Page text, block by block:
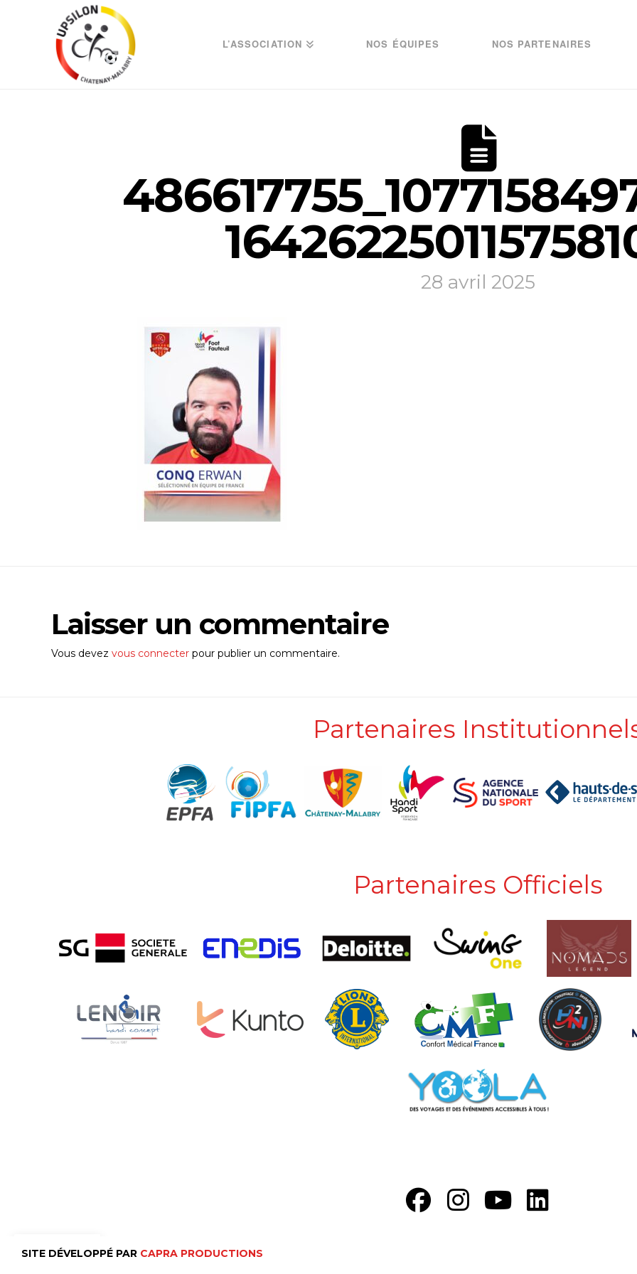
L’ASSOCIATION NOS ÉQUIPES NOS PARTENAIRES
28 avril 2025
Laisser un commentaire
Vous devez vous connecter pour publier un commentaire.
Partenaires
Partenaires Officiels
SITE DÉVELOPPÉ PAR CAPRA PRODUCTIONS
FR